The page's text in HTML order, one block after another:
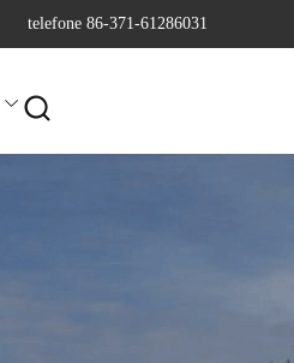
telefone 86-371-61286031
